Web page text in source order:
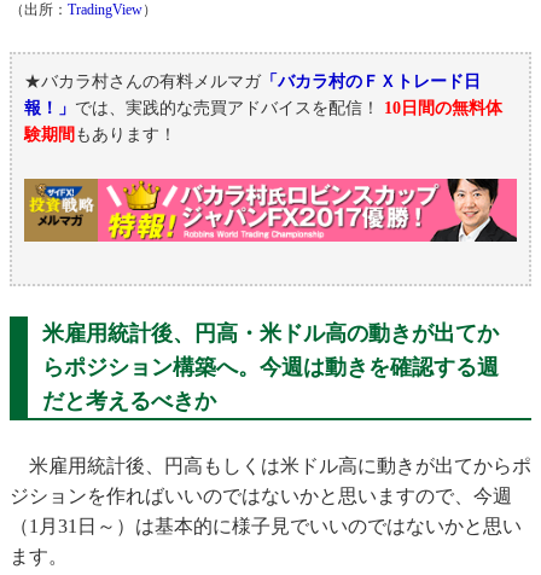
（出所： TradingView）
★バカラ村さんの有料メルマガ「バカラ村のＦＸトレード日
報！」 では、実践的な売買アドバイスを配信！
10日間の無料体
験期間 もあります！
米雇用統計後、円高・米ドル高の動きが出てか
らポジション構築へ。今週は動きを確認する週
だと考えるべきか
米雇用統計後、円高もしくは米ドル高に動きが出てからポ
ジションを作ればいいのではないかと思いますので、今週
（1月31日～）は基本的に様子見でいいのではないかと思い
ます。